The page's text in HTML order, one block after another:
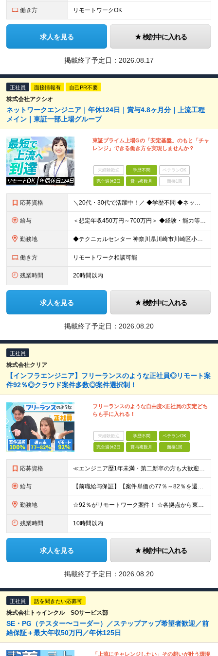
働き方 リモートワークOK
求人を見る 検討中に入れる
掲載終了予定日： 2026.08.17
正社員 面接情報有 自己PR不要
株式会社アクシオ
ネットワークエンジニア｜年休124日｜賞与4.8ヶ月分｜上流工程
メイン｜東証一部上場グループ
東証プライム上場Gの「安定基盤」のもと「チャ
レンジ」できる働き方を実現しませんか？
未経験歓迎 学歴不問 ベテランOK
完全週休2日 賞与複数月 面接1回
応募資格 ＼20代・30代で活躍中！／ ◆学歴不問 ◆ネットワークシステム設計・構築・運用経験ある方 └スイッチ、無線、ルーター、ファイアウォールなどの基本機能を理解している方を想定しています 《こんな方を歓
給与 ＜想定年収450万円～700万円＞ ◆経験・能力等を考慮し、下記いずれかの給与テーブルが適用となります。 月給：300,000円～（残業時間20時間想定） ■月給252,000円～458,000円
勤務地 ◆テクニカルセンター 神奈川県川崎市川崎区小田栄2-1-1 (変更の範囲)上記を除く当社関連勤務地
働き方 リモートワーク相談可能
残業時間 20時間以内
求人を見る 検討中に入れる
掲載終了予定日： 2026.08.20
正社員
株式会社クリア
【インフラエンジニア】フリーランスのような正社員◎リモート案
件92％◎クラウド案件多数◎案件選択制！
フリーランスのような自由度×正社員の安定どち
らも手に入れる！
未経験歓迎 学歴不問 ベテランOK
完全週休2日 賞与複数月 面接1回
応募資格 ≪エンジニア歴1年未満・第二新卒の方も大歓迎！≫ ◆学歴不問 ◆インフラエンジニア経験を半年以上お持ちの方 ◎ブランクのある方・社会人経験10年以上の方も歓迎！ ◎スキルチェンジも可能です
給与 【前職給与保証】【案件単価の77％～82％を還元】 月給32万円～85万円＋賞与 ※上記にはみなし残業手当（月40時間分、7万6200円～20万2400円）が含まれています。超過分は別途全額支給します
勤務地 ☆92％がリモートワーク案件！ ☆各拠点から東京での最先端フルリモート案件へ参画もOK！ 本社、大阪オフィス、名古屋オフィス、福岡オフィス、札幌オフィス、 または各地域のクライアント先での勤務となりま
残業時間 10時間以内
求人を見る 検討中に入れる
掲載終了予定日： 2026.08.20
正社員 話を聞きたい応募可
株式会社トゥインクル SOサービス部
SE・PG（テスター〜コーダー）／ステップアップ希望者歓迎／前
給保証＋最大年収50万円／年休125日
「上流にチャレンジしたい」その想いが叶う環境